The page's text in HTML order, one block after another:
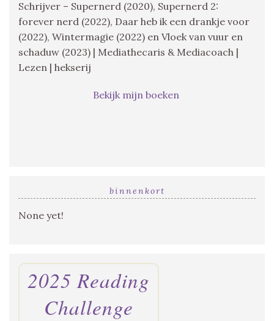
Schrijver – Supernerd (2020), Supernerd 2:
forever nerd (2022), Daar heb ik een drankje voor
(2022), Wintermagie (2022) en Vloek van vuur en
schaduw (2023) | Mediathecaris & Mediacoach |
Lezen | hekserij
Bekijk mijn boeken
binnenkort
None yet!
2025 Reading
Challenge